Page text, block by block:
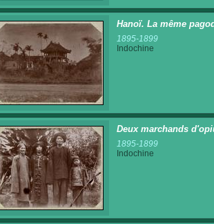
Hanoï. La même
1895-1899
Indochine
Deux marchands
1895-1899
Indochine